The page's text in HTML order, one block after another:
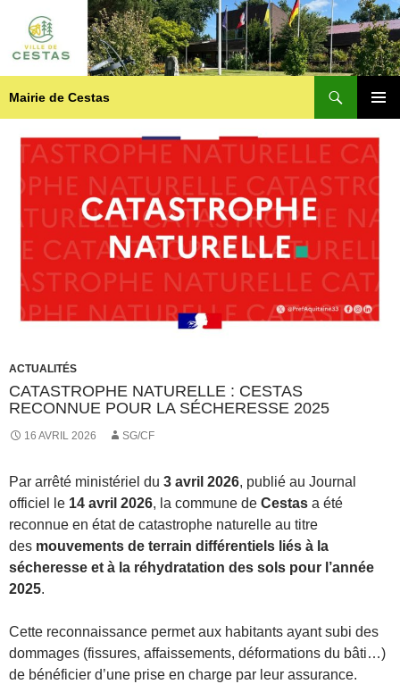
Mairie de Cestas
CONTENU
ACTUALITÉS
CATASTROPHE NATURELLE : CESTAS
RECONNUE POUR LA SÉCHERESSE 2025
16 AVRIL 2026 SG/CF
Par arrêté ministériel du 3 avril 2026, publié au Journal
officiel le 14 avril 2026, la commune de Cestas a été
reconnue en état de catastrophe naturelle au titre
des mouvements de terrain différentiels liés à la
sécheresse et à la réhydratation des sols pour l’année
2025.
Cette reconnaissance permet aux habitants ayant subi des
dommages (fissures, affaissements, déformations du bâti…)
de bénéficier d’une prise en charge par leur assurance.